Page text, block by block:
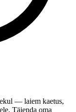
— laiem kaetus,
Täienda oma